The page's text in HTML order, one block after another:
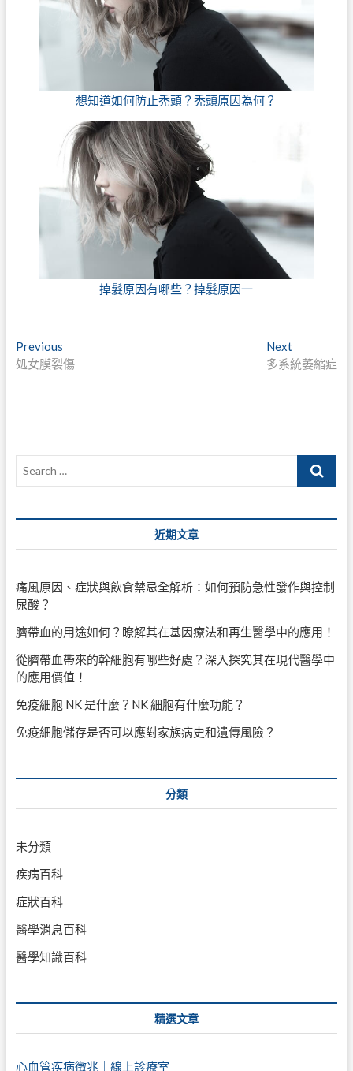
想知道如何防止禿頭？禿頭原因為何？
掉髮原因有哪些？掉髮原因一
文
章
PreviousPrevious
post:
処女膜裂傷
NextNext
post:
多系統萎縮症
Search
近期文章
痛風原因、症狀與飲食禁忌全解析：如何預防急性發作與控制
尿酸？
臍帶血的用途如何？瞭解其在基因療法和再生醫學中的應用！
從臍帶血帶來的幹細胞有哪些好處？深入探究其在現代醫學中
的應用價值！
免疫細胞 NK 是什麼？NK 細胞有什麼功能？
免疫細胞儲存是否可以應對家族病史和遺傳風險？
分類
未分類
疾病百科
症狀百科
醫學消息百科
醫學知識百科
精選文章
心血管疾病徵兆｜線上診療室